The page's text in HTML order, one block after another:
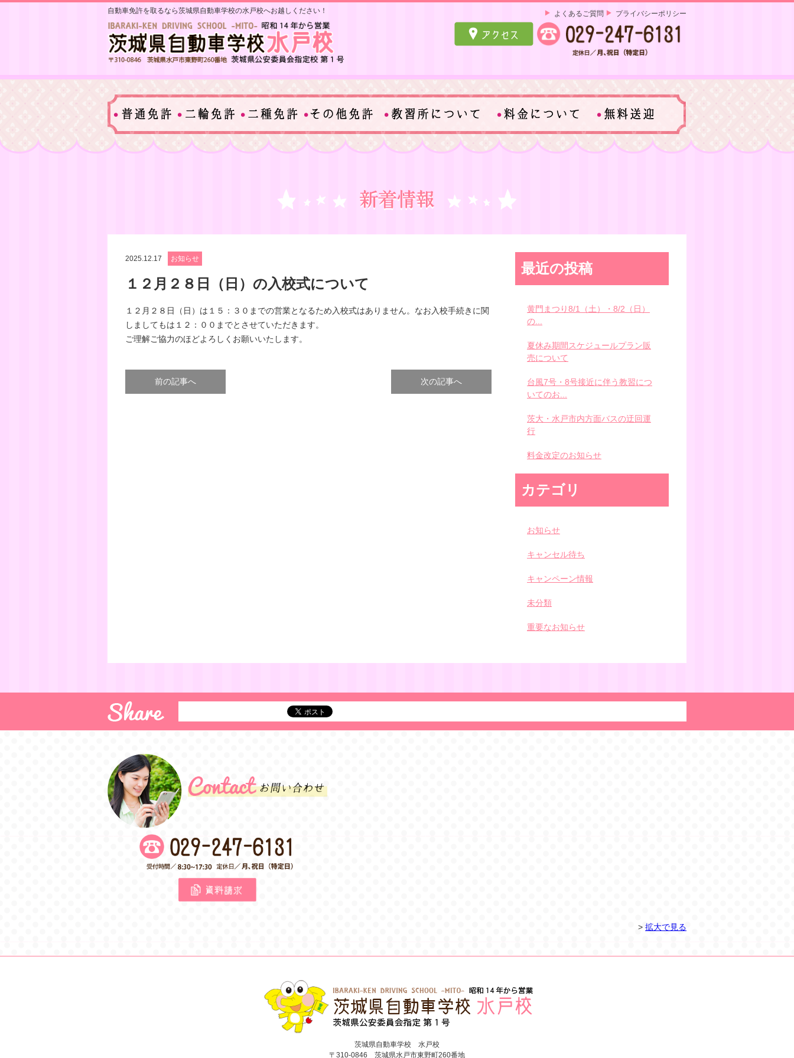
自動車免許を取るなら茨城県自動車学校の水戸校へお越しください！ プライバシーポリシー
よくあるご質問
2025.12.17 お知らせ
１２月２８日（日）の入校式について
１２月２８日（日）は１５：３０までの営業となるため入校式はありません。なお入校手続きに関
しましてもは１２：００までとさせていただきます。
ご理解ご協力のほどよろしくお願いいたします。
前の記事へ 次の記事へ
最近の投稿
黄門まつり8/1（土）・8/2（日）
の...
夏休み期間スケジュールプラン販
売について
台風7号・8号接近に伴う教習につ
いてのお...
茨大・水戸市内方面バスの迂回運
行
料金改定のお知らせ
カテゴリ
お知らせ
キャンセル待ち
キャンペーン情報
未分類
重要なお知らせ
> 拡大で見る
茨城県自動車学校 水戸校
〒310-0846 茨城県水戸市東野町260番地